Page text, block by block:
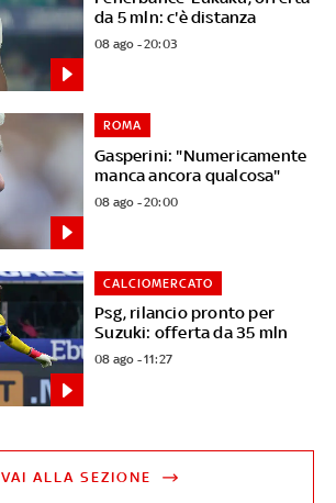
da 5 mln: c'è distanza
08 ago - 20:03
Gasperini: "Numericamente
manca ancora qualcosa"
ROMA
08 ago - 20:00
Psg, rilancio pronto per
Suzuki: offerta da 35 mln
CALCIOMERCATO
08 ago - 11:27
VAI ALLA SEZIONE